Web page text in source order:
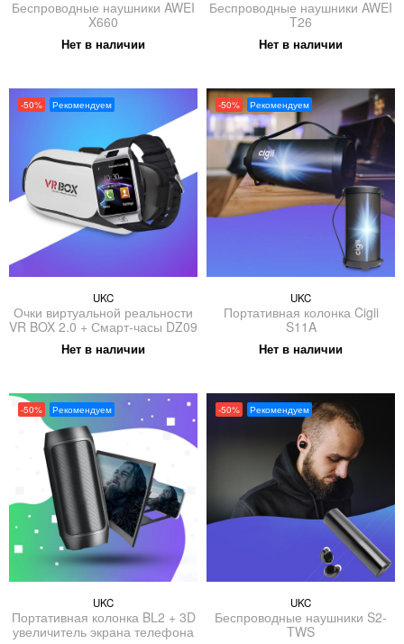
Беспроводные наушники AWEI
X660
Нет в наличии
Беспроводные наушники AWEI
T26
Нет в наличии
-50% Рекомендуем
UKC
Очки виртуальной реальности
VR BOX 2.0 + Смарт-часы DZ09
Нет в наличии
-50% Рекомендуем
UKC
Портативная колонка Cigii
S11A
Нет в наличии
-50% Рекомендуем
UKC
Портативная колонка BL2 + 3D
увеличитель экрана телефона
-50% Рекомендуем
UKC
Беспроводные наушники S2-
TWS